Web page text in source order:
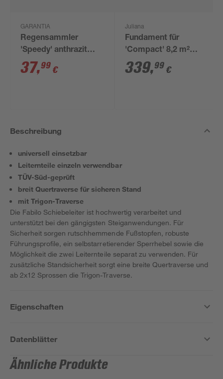
GARANTIA
Regensammler
'Speedy' anthrazit
inkl. Zubehör
37,99 €
Juliana
Fundament für
'Compact' 8,2 m²
Gewächshaus
339,99 €
Beschreibung
universell einsetzbar
Leiternteile einzeln verwendbar
TÜV-Süd-geprüft
breit Quertraverse für sicheren Stand
mit Trigon-Traverse
Die Fabilo Schiebeleiter ist hochwertig verarbeitet und
unterstützt bei den gängigsten Steiganwendungen. Für
Sicherheit sorgen rutschhemmende Fußstopfen, robuste
Führungsprofile, ein selbstarretierender Sperrhebel sowie die
Möglichkeit die zwei Leiternteile separat zu verwenden. Für
zusätzliche Standsicherheit sorgt eine breite Quertraverse und
ab 2x12 Sprossen die Trigon-Traverse.
Eigenschaften
Datenblätter
Ähnliche Produkte